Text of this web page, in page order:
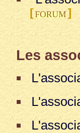
[FORUM]
Les